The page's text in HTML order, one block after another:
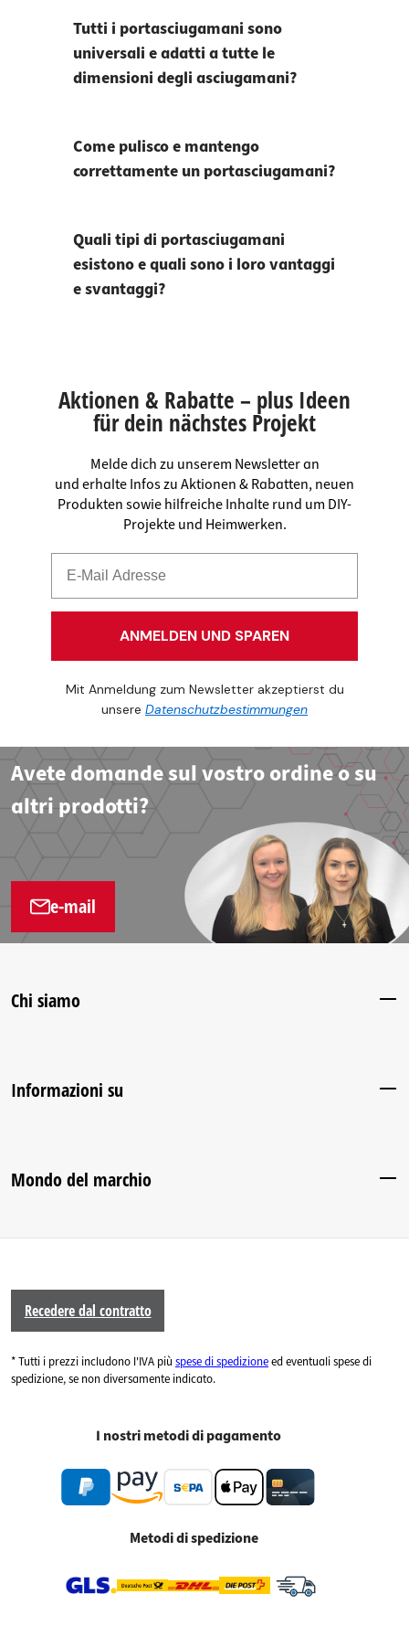
Tutti i portasciugamani sono
universali e adatti a tutte le
dimensioni degli asciugamani?
Come pulisco e mantengo
correttamente un portasciugamani?
Quali tipi di portasciugamani
esistono e quali sono i loro vantaggi
e svantaggi?
Aktionen & Rabatte – plus Ideen
für dein nächstes Projekt
Melde dich zu unserem Newsletter an
und erhalte Infos zu Aktionen & Rabatten, neuen
Produkten sowie hilfreiche Inhalte rund um DIY-
Projekte und Heimwerken.
ANMELDEN UND SPAREN
Mit Anmeldung zum Newsletter akzeptierst du
unsere Datenschutzbestimmungen
Avete domande sul vostro ordine o su
altri prodotti?
e-mail
Chi siamo
Informazioni su
Mondo del marchio
Recedere dal contratto
* Tutti i prezzi includono l'IVA più spese di spedizioneed eventuali spese di
spedizione, se non diversamente indicato.
I nostri metodi di pagamento
Metodi di spedizione